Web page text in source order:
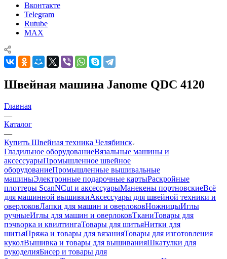
Вконтакте
Telegram
Rutube
MAX
Швейная машина Janome QDC 4120
Главная
—
Каталог
—
Купить Швейная техника Челябинск
Гладильное оборудованиеВязальные машины и
аксессуарыПромышленное швейное
оборудованиеПромышленные вышивальные
машиныЭлектронные подарочные картыРаскройные
плоттеры ScanNCut и аксессуарыМанекены портновскиеВсё
для машинной вышивкиАксессуары для швейной техники и
оверлоковЛапки для машин и оверлоковНожницыИглы
ручныеИглы для машин и оверлоковТканиТовары для
пэчворка и квилтингаТовары для шитьяНитки для
шитьяПряжа и товары для вязанияТовары для изготовления
куколВышивка и товары для вышиванияШкатулки для
рукоделияБисер и товары для